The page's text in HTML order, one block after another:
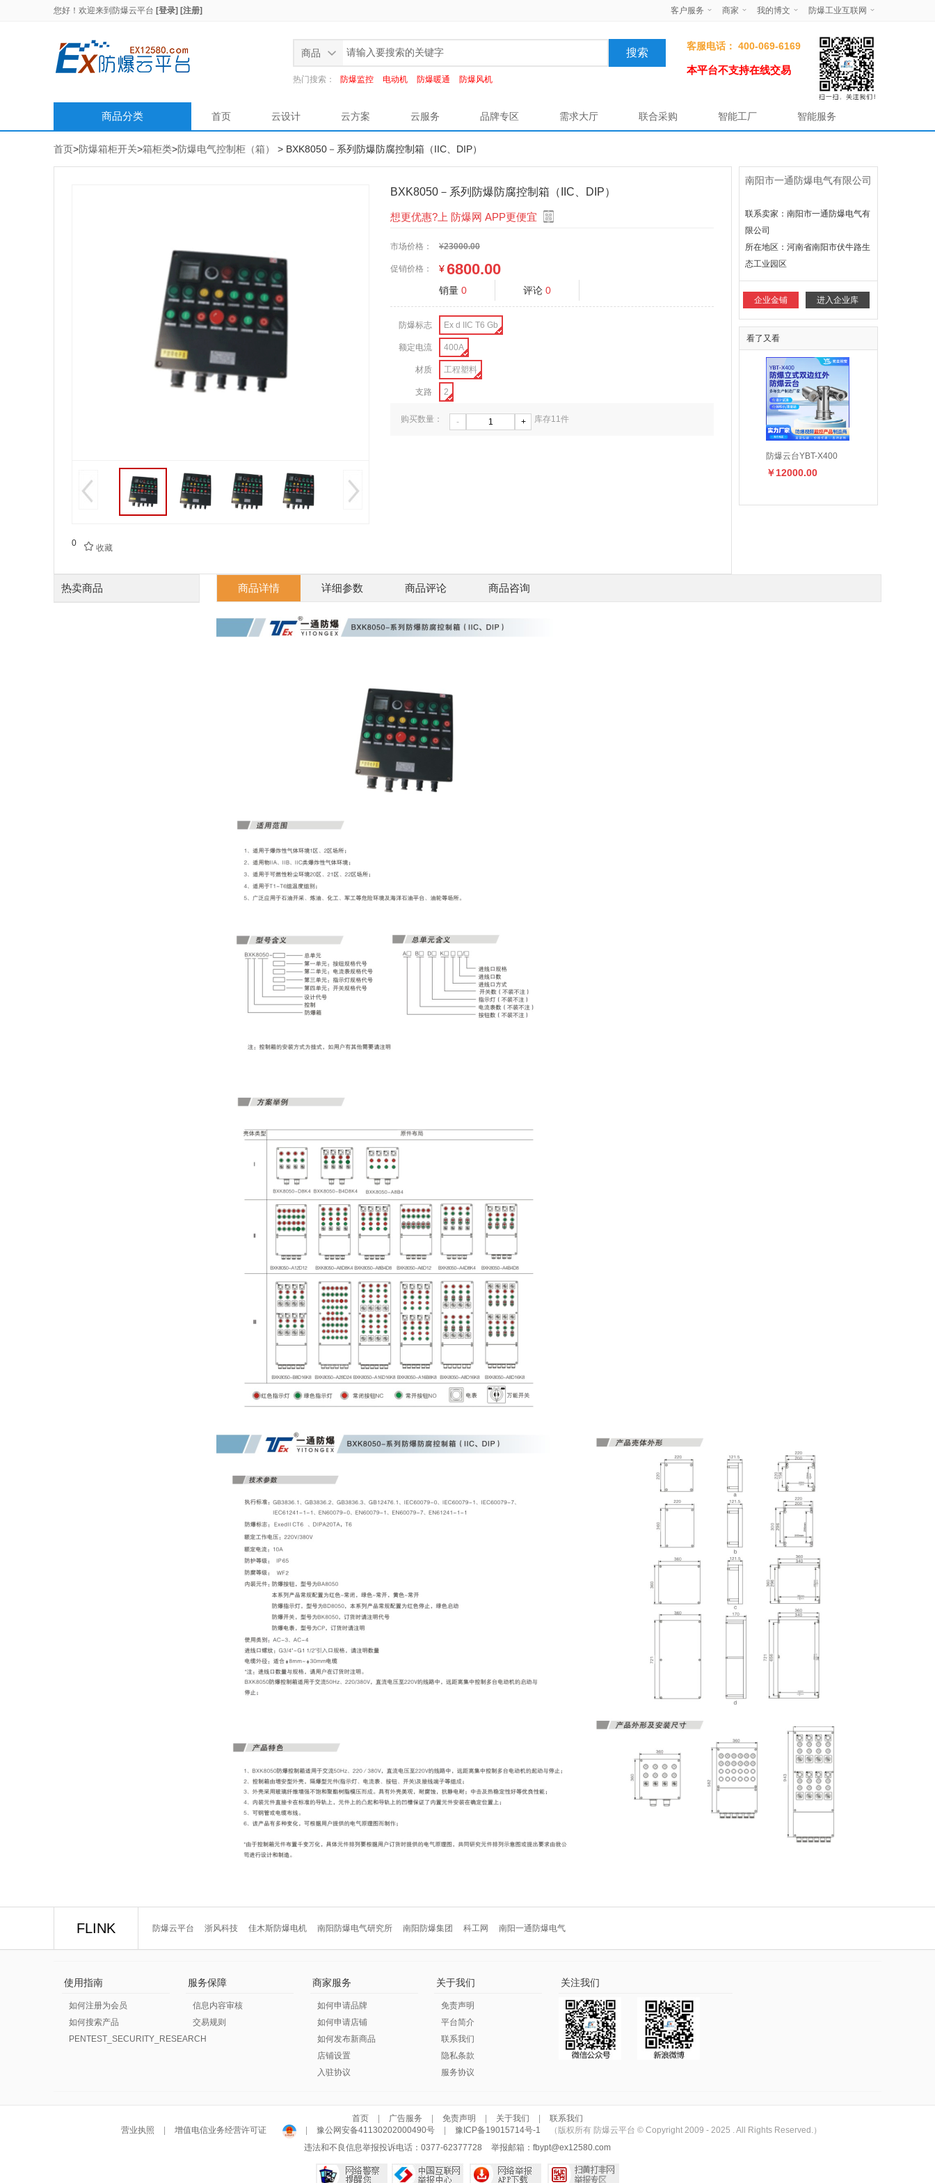
您好！欢迎来到 防爆云平台 [登录] [注册] 客户服务 商家 我的博文 防爆工业互联网
商品
热门搜索： 防爆监控 电动机 防爆暖通 防爆风机
客服电话： 400-069-6169
本平台不支持在线交易
商品分类 首页 云设计 云方案 云服务 品牌专区 需求大厅 联合采购 智能工厂 智能服务
首页>防爆箱柜开关>箱柜类>防爆电气控制柜（箱） > BXK8050－系列防爆防腐控制箱（IIC、DIP）
0  收藏
BXK8050－系列防爆防腐控制箱（IIC、DIP）
想更优惠?上 防爆网 APP更便宜
市场价格： ¥23000.00
促销价格： ¥6800.00
销量 0 评论 0
防爆标志 Ex d IIC T6 Gb
额定电流 400A
材质 工程塑料
支路 2
购买数量： - + 库存11件
南阳市一通防爆电气有限公司
联系卖家：南阳市一通防爆电气有
限公司
所在地区： 河南省南阳市伏牛路生
态工业园区
企业金铺 进入企业库
看了又看
防爆云台YBT-X400
￥12000.00
热卖商品 商品详情 详细参数 商品评论 商品咨询
FLINK 防爆云平台 浙风科技 佳木斯防爆电机 南阳防爆电气研究所 南阳防爆集团 科工网 南阳一通防爆电气
使用指南
如何注册为会员
如何搜索产品
PENTEST_SECURITY_RESEARCH
服务保障
信息内容审核
交易规则
商家服务
如何申请品牌
如何申请店铺
如何发布新商品
店铺设置
入驻协议
关于我们
免责声明
平台简介
联系我们
隐私条款
服务协议
关注我们
首页 广告服务 免责声明 关于我们
联系我们
营业执照
增值电信业务经营许可证 豫公网安备41130202000490号 豫ICP备19015714号-1
（版权所有 防爆云平台 © Copyright 2009 - 2025 . All Rights Reserved.）
违法和不良信息举报投诉电话：0377-62377728
举报邮箱： fbypt@ex12580.com